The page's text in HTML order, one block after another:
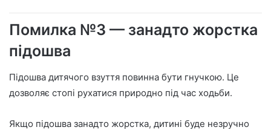
Помилка №3 — занадто жорстка
підошва
Підошва дитячого взуття повинна бути гнучкою. Це
дозволяє стопі рухатися природно під час ходьби.
Якщо підошва занадто жорстка, дитині буде незручно